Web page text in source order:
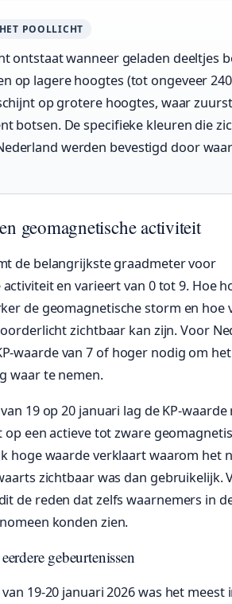
POOLLICHT
ontstaat wanneer geladen deeltjes
op lagere hoogtes (tot ongeveer
op grotere hoogtes, waar
botsen. De specifieke kleuren die
werden bevestigd door
geomagnetische activiteit
de belangrijkste graadmeter voor
en varieert van 0 tot 9. Hoe
de geomagnetische storm en hoe
zichtbaar kan zijn. Voor
waarde van 7 of hoger nodig om
waar te nemen.
19 op 20 januari lag de KP-
een actieve tot zware
hoge waarde verklaart waarom het
zichtbaar was dan gebruikelijk.
de reden dat zelfs waarnemers in
konden zien.
gebeurtenissen
19-20 januari 2026 was het meest